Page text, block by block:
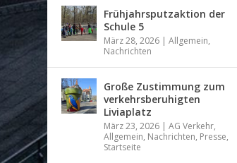
Frühjahrsputzaktion der
Schule 5
März 28, 2026 |Allgemein,
Nachrichten
Große Zustimmung zum
verkehrsberuhigten
Liviaplatz
März 23, 2026 |AG Verkehr,
Allgemein, Nachrichten, Presse,
Startseite